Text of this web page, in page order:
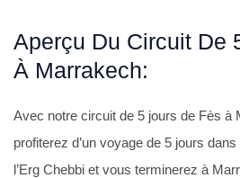
Aperçu Du Circuit De
À Marrakech:
Avec notre circuit de 5 jours de Fès à
profiterez d’un voyage de 5 jours
l’Erg Chebbi et vous terminerez à